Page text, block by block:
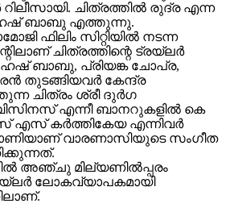
ചിത്രത്തിൽ രുദ്ര എന്ന
ബാബു എത്തുന്നു.
ഫിലിം സിറ്റിയിൽ നടന്ന
ചിത്രത്തിന്റെ ട്രയ്ലർ
ബാബു, പ്രിയങ്ക ചോപ്ര,
തുടങ്ങിയവർ കേന്ദ്ര
ചിത്രം ശ്രീ ദുർഗ
എന്നീ ബാനറുകളിൽ കെ
കർത്തികേയ എന്നിവർ
വാരണാസിയുടെ സംഗീത
അഞ്ചു മില്യണിൽപ്പരം
ലോകവ്യാപകമായി